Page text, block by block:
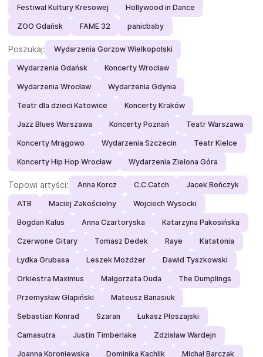
Festiwal Kultury Kresowej Hollywood in Dance
ZOO Gdańsk FAME 32 panicbaby
Poszukaj: Wydarzenia Gorzow Wielkopolski
Wydarzenia Gdańsk Koncerty Wrocław
Wydarzenia Wrocław Wydarzenia Gdynia
Teatr dla dzieci Katowice Koncerty Kraków
Jazz Blues Warszawa Koncerty Poznań Teatr Warszawa
Koncerty Mrągowo Wydarzenia Szczecin Teatr Kielce
Koncerty Hip Hop Wrocław Wydarzenia Zielona Góra
Topowi artyści: Anna Korcz C.C.Catch Jacek Bończyk
ATB Maciej Zakościelny Wojciech Wysocki
Bogdan Kalus Anna Czartoryska Katarzyna Pakosińska
Czerwone Gitary Tomasz Dedek Raye Katatonia
Łydka Grubasa Leszek Możdżer Dawid Tyszkowski
Orkiestra Maximus Małgorzata Duda The Dumplings
Przemysław Glapiński Mateusz Banasiuk
Sebastian Konrad Szaran Łukasz Płoszajski
Camasutra Justin Timberlake Zdzisław Wardejn
Joanna Koroniewska Dominika Kachlik Michał Barczak